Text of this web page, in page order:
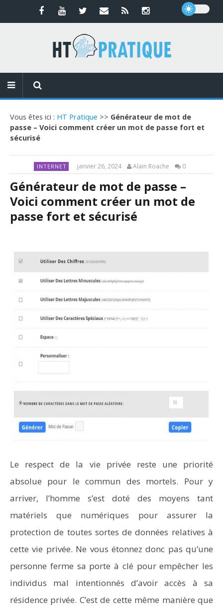
Vous êtes ici : HT Pratique >> Générateur de mot de
passe – Voici comment créer un mot de passe fort et
sécurisé
INTERNET janvier 26, 2024 Alain Roache 0
Générateur de mot de passe –
Voici comment créer un mot de
passe fort et sécurisé
Le respect de la vie privée reste une priorité
absolue pour le commun des mortels. Pour y
arriver, l’homme s’est doté des moyens tant
matériels que numériques pour assurer la
protection de toutes sortes de données relatives à
cette vie privée. Ne vous étonnez donc pas qu’une
personne ferme sa porte à clé pour empêcher les
individus mal intentionnés d’avoir accès à sa
résidence privée. C’est de cette même manière que